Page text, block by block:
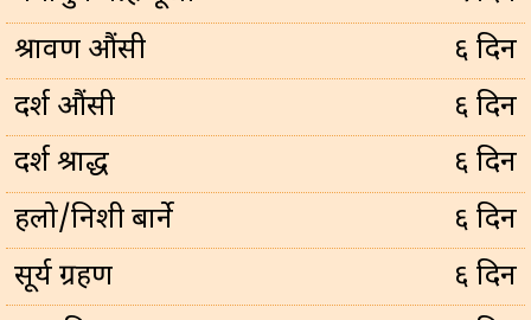
श्रावण औंसी
६ दिन
दर्श औंसी
६ दिन
दर्श श्राद्ध
६ दिन
हलो/निशी बार्ने
६ दिन
सूर्य ग्रहण
६ दिन